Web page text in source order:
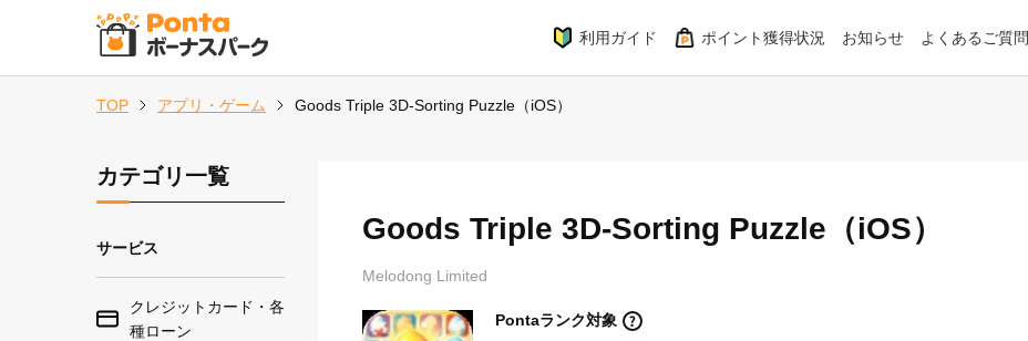
利用ガイド ポイント獲得状況 お知らせ よくあるご質問
TOP アプリ・ゲーム Goods Triple 3D-Sorting Puzzle（iOS）
カテゴリ一覧
サービス
クレジットカード・各
種ローン
Goods Triple 3D-Sorting Puzzle（iOS）
Melodong Limited
Pontaランク対象